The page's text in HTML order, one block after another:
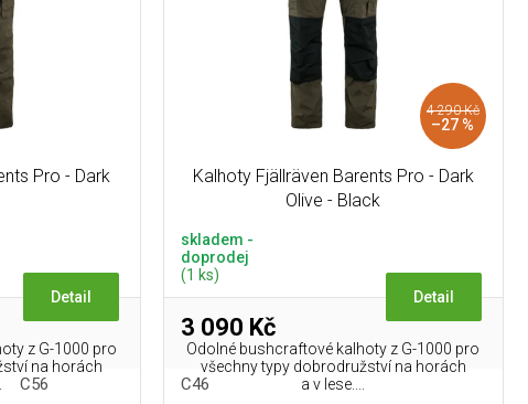
Pro - Dark
Detail
z G-1000 pro
na horách
C56
4 290 Kč
–27 %
Kalhoty Fjällräven Barents Pro - Dark
Olive - Black
skladem -
doprodej
(1 ks)
3 090 Kč
Detail
Odolné bushcraftové kalhoty z G-1000 pro
všechny typy dobrodružství na horách
a v lese....
C46